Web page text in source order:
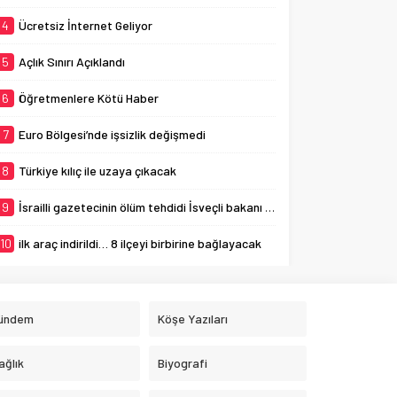
4 Ücretsiz İnternet Geliyor
5 Açlık Sınırı Açıklandı
6 Öğretmenlere Kötü Haber
7 Euro Bölgesi’nde işsizlik değişmedi
8 Türkiye kılıç ile uzaya çıkacak
9 İsrailli gazetecinin ölüm tehdidi İsveçli bakanı ağlattı
10 ilk araç indirildi… 8 ilçeyi birbirine bağlayacak
Köşe Yazıları
Biyografi